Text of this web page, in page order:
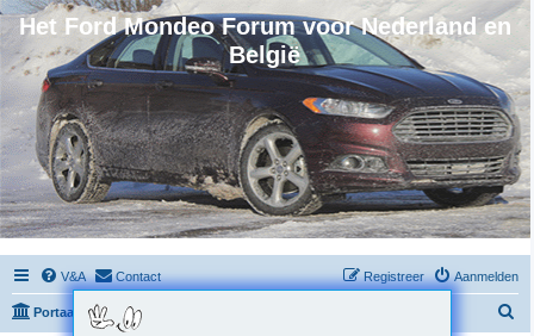
Het Ford Mondeo Forum voor Nederland en
België
V&A Contact Aanmelden
Registreer
Portaal Forumoverzicht